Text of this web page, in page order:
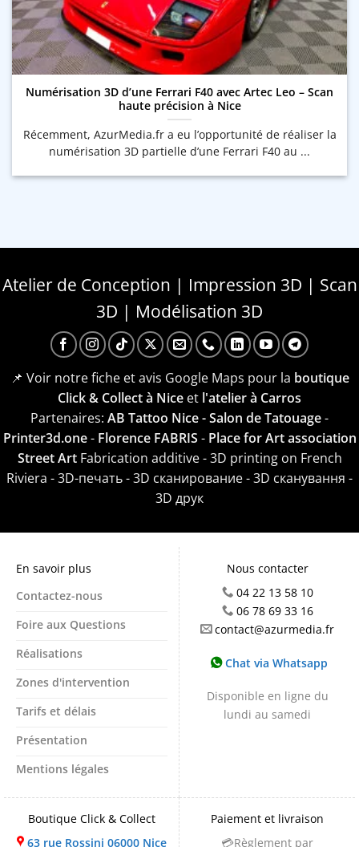
Numérisation 3D d’une Ferrari F40 avec Artec Leo – Scan
haute précision à Nice
Récemment, AzurMedia.fr a eu l’opportunité de réaliser la
numérisation 3D partielle d’une Ferrari F40 au ...
Atelier de Conception | Impression 3D | Scan
3D | Modélisation 3D
📌 Voir notre fiche et avis Google Maps pour la boutique
Click & Collect à Nice et l'atelier à Carros
Partenaires: AB Tattoo Nice - Salon de Tatouage-
Printer3d.one- Florence FABRIS - Place for Art association
Street ArtFabrication additive - 3D printing on French
Riviera - 3D-печать - 3D сканирование - 3D сканування -
3D друк
En savoir plus
Contactez-nous
Foire aux Questions
Réalisations
Zones d'intervention
Tarifs et délais
Présentation
Mentions légales
Nous contacter
04 22 13 58 10
06 78 69 33 16
contact@azurmedia.fr
Chat via Whatsapp
Disponible en ligne du
lundi au samedi
Boutique Click & Collect
63 rue Rossini 06000 Nice
Paiement et livraison
💳Règlement par